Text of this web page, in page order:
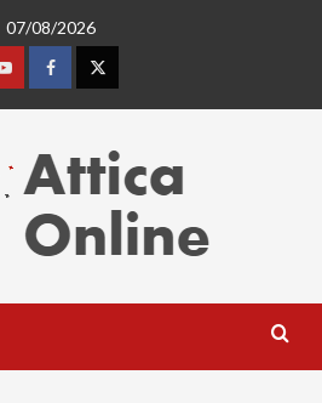
07/08/2026
YoutubeFacebookTwitter